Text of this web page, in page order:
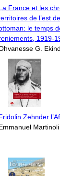
France et les
de l’est
le temps
1919-
G.
Zehnder
Martinoli